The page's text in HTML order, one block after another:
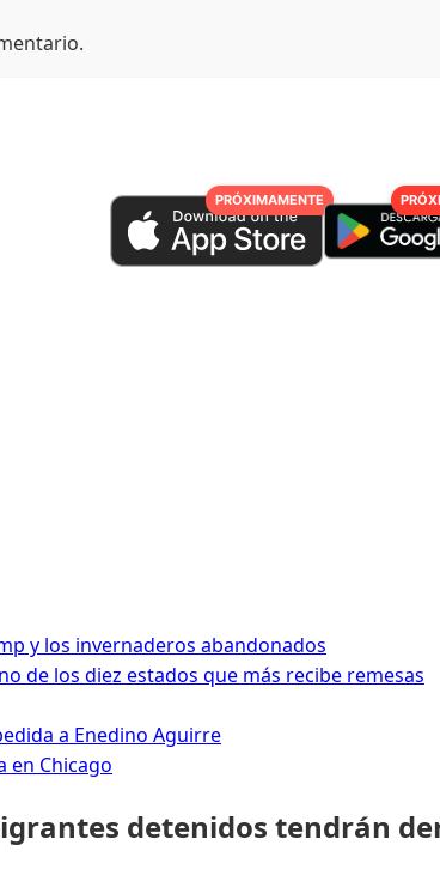
PRÓXIMAMENTE
y los invernaderos abandonados
de los diez estados que más recibe remesas
a Enedino Aguirre
en Chicago
detenidos tendrán